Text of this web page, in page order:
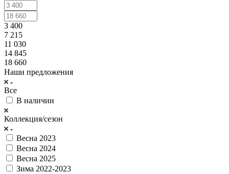
3 400
7 215
11 030
14 845
18 660
Наши предложения
Все
В наличии
Коллекция/сезон
Весна 2023
Весна 2024
Весна 2025
Зима 2022-2023